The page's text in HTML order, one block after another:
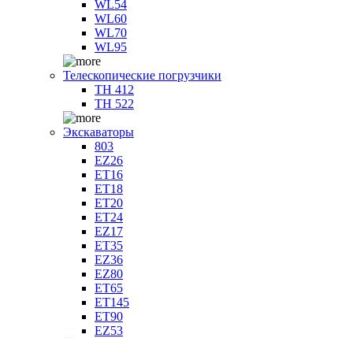
WL54
WL60
WL70
WL95
Телескопические погрузчики
TH 412
TH 522
Экскаваторы
803
EZ26
ET16
ET18
ET20
ET24
EZ17
ET35
EZ36
EZ80
ET65
ET145
ET90
EZ53